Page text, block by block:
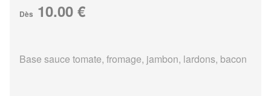
Dès 10.00 €
Base sauce tomate, fromage, jambon, lardons, bacon